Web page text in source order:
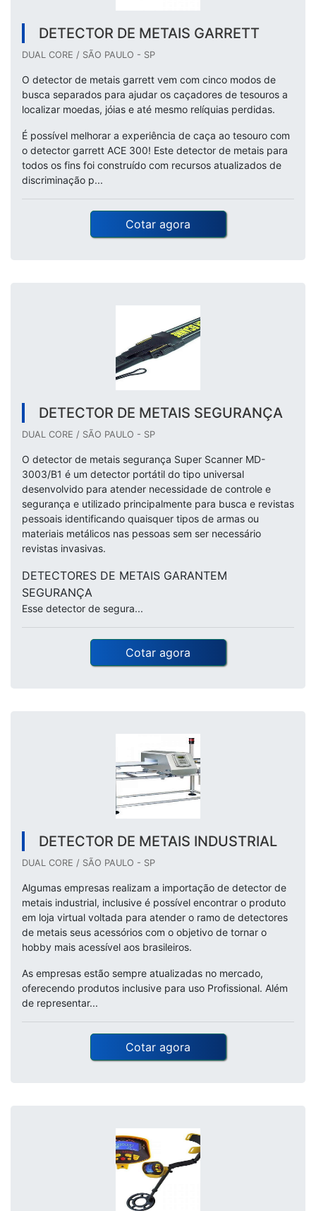
DETECTOR DE METAIS GARRETT
DUAL CORE / SÃO PAULO - SP
O detector de metais garrett vem com cinco modos de
busca separados para ajudar os caçadores de tesouros a
localizar moedas, jóias e até mesmo relíquias perdidas.
É possível melhorar a experiência de caça ao tesouro com
o detector garrett ACE 300! Este detector de metais para
todos os fins foi construído com recursos atualizados de
discriminação p...
Cotar agora
DETECTOR DE METAIS SEGURANÇA
DUAL CORE / SÃO PAULO - SP
O detector de metais segurança Super Scanner MD-
3003/B1 é um detector portátil do tipo universal
desenvolvido para atender necessidade de controle e
segurança e utilizado principalmente para busca e revistas
pessoais identificando quaisquer tipos de armas ou
materiais metálicos nas pessoas sem ser necessário
revistas invasivas.
DETECTORES DE METAIS GARANTEM
SEGURANÇA
Esse detector de segura...
Cotar agora
DETECTOR DE METAIS INDUSTRIAL
DUAL CORE / SÃO PAULO - SP
Algumas empresas realizam a importação de detector de
metais industrial, inclusive é possível encontrar o produto
em loja virtual voltada para atender o ramo de detectores
de metais seus acessórios com o objetivo de tornar o
hobby mais acessível aos brasileiros.
As empresas estão sempre atualizadas no mercado,
oferecendo produtos inclusive para uso Profissional. Além
de representar...
Cotar agora